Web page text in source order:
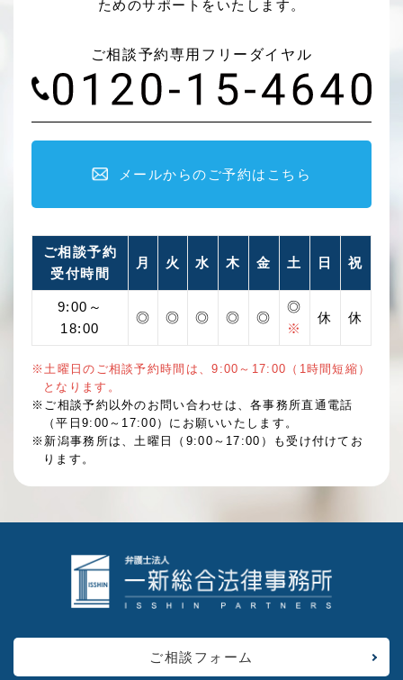
ためのサポートをいたします。
ご相談予約専用フリーダイヤル
メールからのご予約はこちら
ご相談予約
受付時間
月 火 水 木 金 土 日 祝
9:00～
18:00
◎ ◎ ◎ ◎ ◎
◎
※
休 休
※土曜日のご相談予約時間は、9:00～17:00（1時間短縮）
となります。
※ご相談予約以外のお問い合わせは、各事務所直通電話
（平日9:00～17:00）にお願いいたします。
※新潟事務所は、土曜日（9:00～17:00）も受け付けてお
ります。
ご相談フォーム